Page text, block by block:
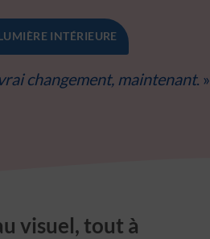
INTÉRIEURE
changement, maintenant. »
visuel, tout à